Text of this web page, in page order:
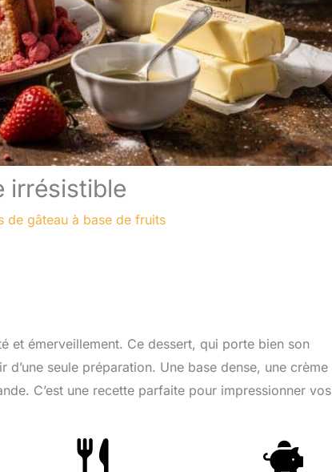
irrésistible
de gâteau à base de fruits
et émerveillement. Ce dessert, qui porte bien son
seule préparation. Une base dense, une crème
C’est une recette parfaite pour impressionner vos